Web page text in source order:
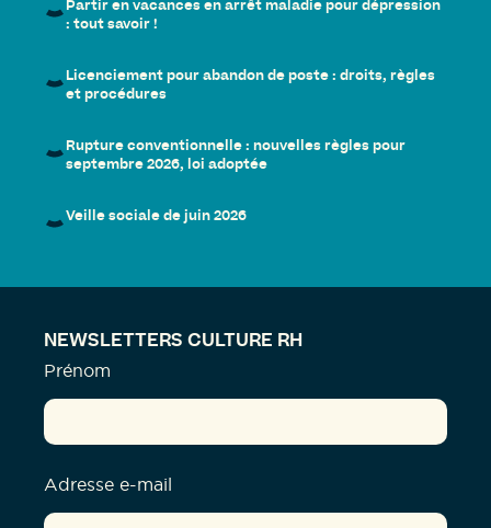
Partir en vacances en arrêt maladie pour dépression
: tout savoir !
Licenciement pour abandon de poste : droits, règles
et procédures
Rupture conventionnelle : nouvelles règles pour
septembre 2026, loi adoptée
Veille sociale de juin 2026
NEWSLETTERS CULTURE RH
Prénom
Adresse e-mail